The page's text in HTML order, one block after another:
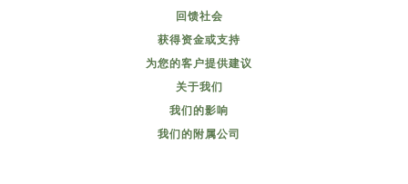
回馈社会
获得资金或支持
为您的客户提供建议
关于我们
我们的影响
我们的附属公司